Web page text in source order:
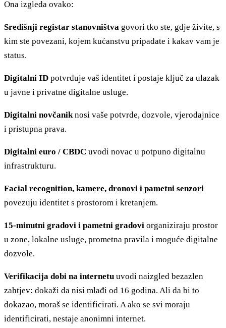
Ona izgleda ovako:
Središnji registar stanovništva govori tko ste, gdje živite, s
kim ste povezani, kojem kućanstvu pripadate i kakav vam je
status.
Digitalni ID potvrđuje vaš identitet i postaje ključ za ulazak
u javne i privatne digitalne usluge.
Digitalni novčaniknosi vaše potvrde, dozvole, vjerodajnice
i pristupna prava.
Digitalni euro / CBDC uvodi novac u potpuno digitalnu
infrastrukturu.
Facial recognition, kamere, dronovi i pametni senzori
povezuju identitet s prostorom i kretanjem.
15-minutni gradovi i pametni gradovi organiziraju prostor
u zone, lokalne usluge, prometna pravila i moguće digitalne
dozvole.
Verifikacija dobi na internetu uvodi naizgled bezazlen
zahtjev: dokaži da nisi mlađi od 16 godina. Ali da bi to
dokazao, moraš se identificirati. A ako se svi moraju
identificirati, nestaje anonimni internet.